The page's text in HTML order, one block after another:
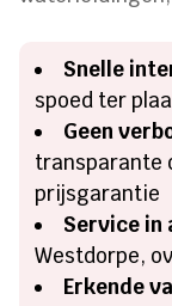
Snelle
spoed ter
Geen
transparante
prijsgarantie
Service in
Westdorpe,
Erkende